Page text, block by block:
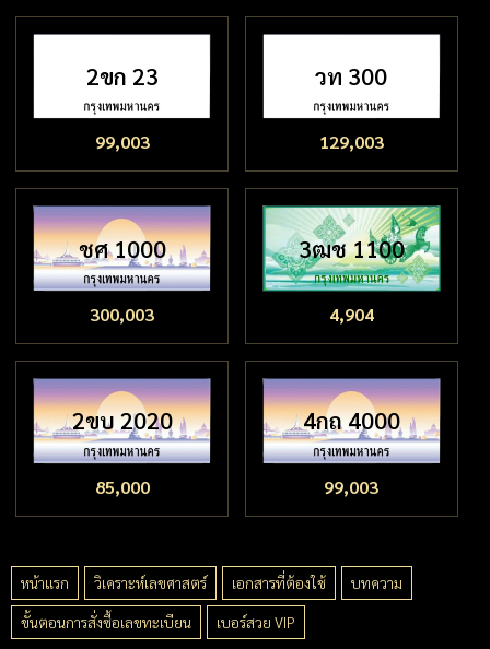
2ขก 23
99,003
วท 300
129,003
ชศ 1000
300,003
3ฒช 1100
4,904
2ขบ 2020
85,000
4กถ 4000
99,003
หน้าแรก วิเคราะห์เลขศาสตร์ เอกสารที่ต้องใช้
บทความ
ขั้นตอนการสั่งซื้อเลขทะเบียน
เบอร์สวย VIP